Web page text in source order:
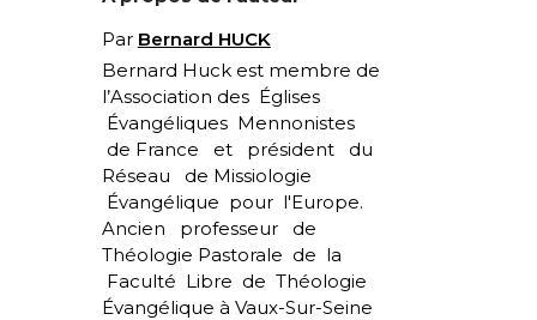
Par Bernard HUCK
Bernard Huck est membre de
l’Association des Églises
Évangéliques Mennonistes
de France et président du
Réseau de Missiologie
Évangélique pour l'Europe.
Ancien professeur de
Théologie Pastorale de la
Faculté Libre de Théologie
Évangélique à Vaux-Sur-Seine